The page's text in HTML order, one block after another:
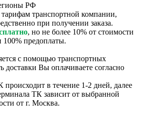
РФ
транспортной компании,
при получении заказа.
, но не более 10% от стоимости
100% предоплаты.
с помощью транспортных
доставки Вы оплачиваете согласно
происходит в течение 1-2 дней, далее
ТК зависит от выбранной
от г. Москва.